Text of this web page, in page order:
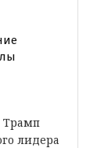
Трамп
лидера